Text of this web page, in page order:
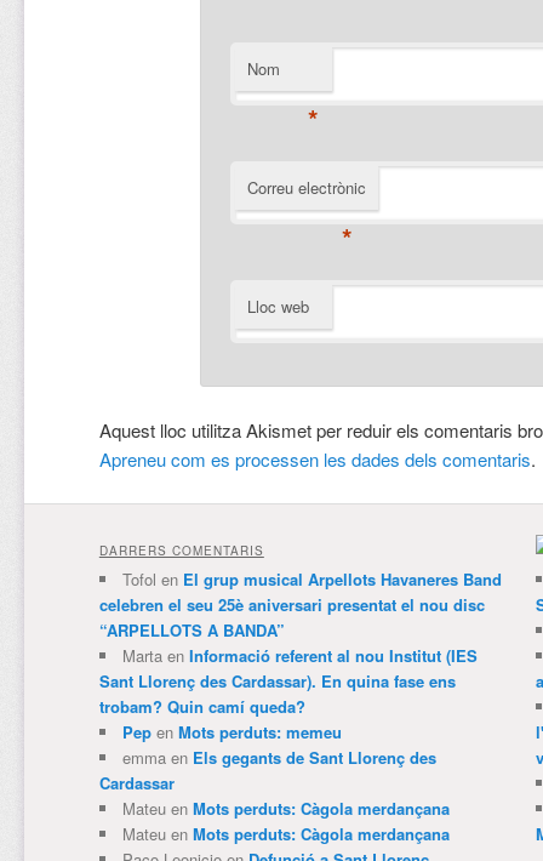
Nom
*
Correu electrònic
*
Lloc web
Aquest lloc utilitza Akismet per reduir els comentaris
Apreneu com es processen les dades dels comentaris.
DARRERS COMENTARIS
Tofol en El grup musical Arpellots Havaneres Band
celebren el seu 25è aniversari presentat el nou disc
“ARPELLOTS A BANDA”
Martaen Informació referent al nou Institut (IES
Sant Llorenç des Cardassar). En quina fase ens
trobam? Quin camí queda?
Pepen Mots perduts: memeu
emmaen Els gegants de Sant Llorenç des
Cardassar
Mateuen Mots perduts: Càgola merdançana
Mateuen Mots perduts: Càgola merdançana